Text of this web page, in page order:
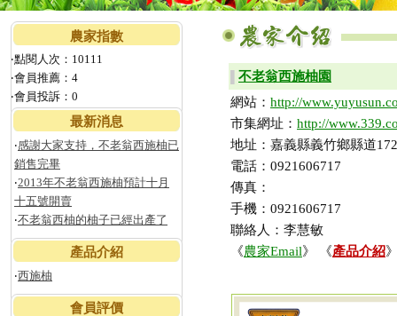
農家指數
‧點閱人次：10111
‧會員推薦：4
‧會員投訴：0
最新消息
‧感謝大家支持，不老翁西施柚已
銷售完畢
‧2013年不老翁西施柚預計十月
十五號開賣
‧不老翁西柚的柚子已經出產了
產品介紹
‧西施柚
會員評價
不老翁西施柚園
網站： http://
市集網址： http://
地址：嘉義縣義竹鄉縣道
電話：0921606717
傳真：
手機：0921606717
聯絡人：李慧敏
《農家Email》 《產品介紹